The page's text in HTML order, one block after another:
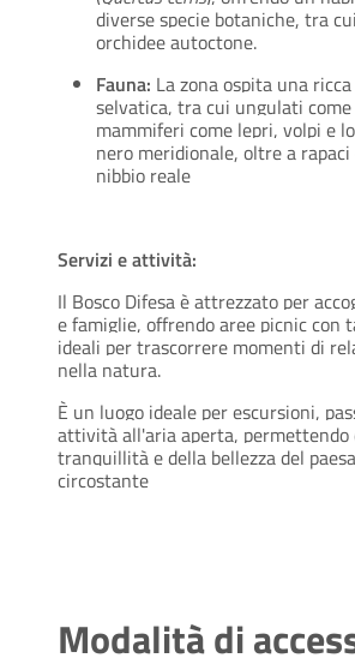
diverse specie botaniche, tra
orchidee autoctone.
Fauna: La zona ospita una
selvatica, tra cui ungulati
mammiferi come lepri, volpi e
nero meridionale, oltre a rapaci
nibbio reale
Servizi e attività:
Il Bosco Difesa è attrezzato per
e famiglie, offrendo aree picnic con
ideali per trascorrere momenti di
nella natura.
È un luogo ideale per escursioni,
attività all'aria aperta, permettendo
tranquillità e della bellezza del
circostante
Modalità di